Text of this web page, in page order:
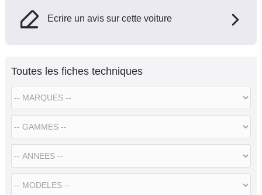
Ecrire un avis sur cette voiture
Toutes les fiches techniques